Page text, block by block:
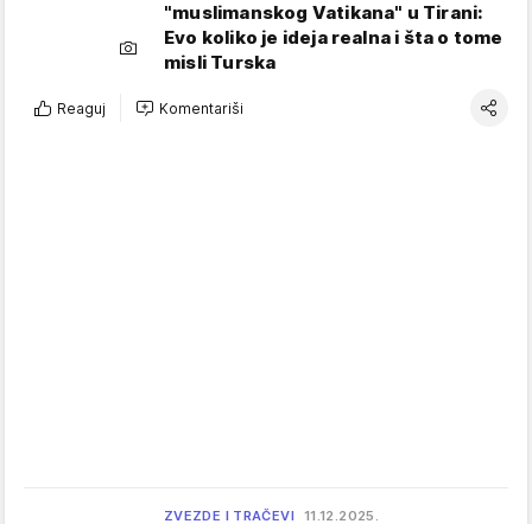
"muslimanskog Vatikana" u Tirani:
Evo koliko je ideja realna i šta o tome
misli Turska
Reaguj Komentariši
ZVEZDE I TRAČEVI 11.12.2025.